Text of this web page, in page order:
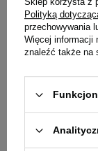
Dolvit Stoper
psów i kotów na
żołądkowo-jelitowe
27,99 zł
-
Polityką
przechowywania
Więcej informacji
znaleźć także na